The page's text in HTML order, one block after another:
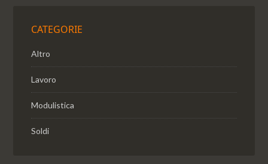
CATEGORIE
Altro
Lavoro
Modulistica
Soldi